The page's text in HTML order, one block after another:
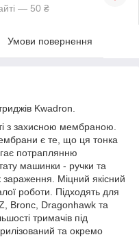
— 50 ₴
Умови повернення
Kwadron.
з захисною мембраною.
є те, що ця тонка
потраплянню
машинки - ручки та
Міцний якісний
роботи. Підходять для
Bronc, Dragonhawk та
тримачів під
та окремо